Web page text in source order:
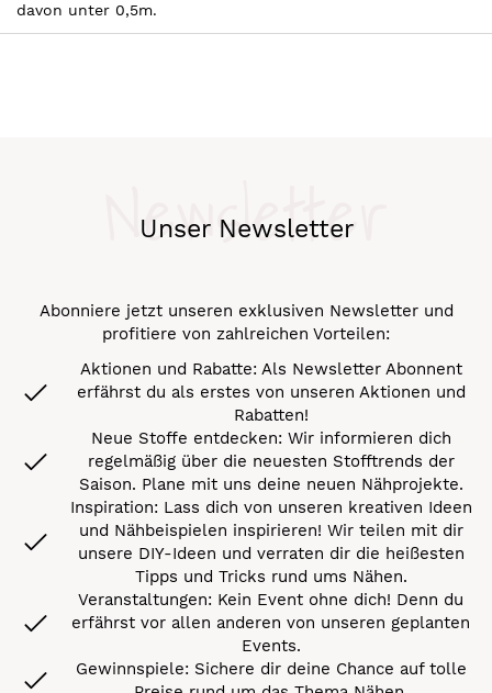
davon unter 0,5m.
Unser Newsletter
Newsletter
Abonniere jetzt unseren exklusiven Newsletter und
profitiere von zahlreichen Vorteilen:
Aktionen und Rabatte: Als Newsletter Abonnent
erfährst du als erstes von unseren Aktionen und
Rabatten!
Neue Stoffe entdecken: Wir informieren dich
regelmäßig über die neuesten Stofftrends der
Saison. Plane mit uns deine neuen Nähprojekte.
Inspiration: Lass dich von unseren kreativen Ideen
und Nähbeispielen inspirieren! Wir teilen mit dir
unsere DIY-Ideen und verraten dir die heißesten
Tipps und Tricks rund ums Nähen.
Veranstaltungen: Kein Event ohne dich! Denn du
erfährst vor allen anderen von unseren geplanten
Events.
Gewinnspiele: Sichere dir deine Chance auf tolle